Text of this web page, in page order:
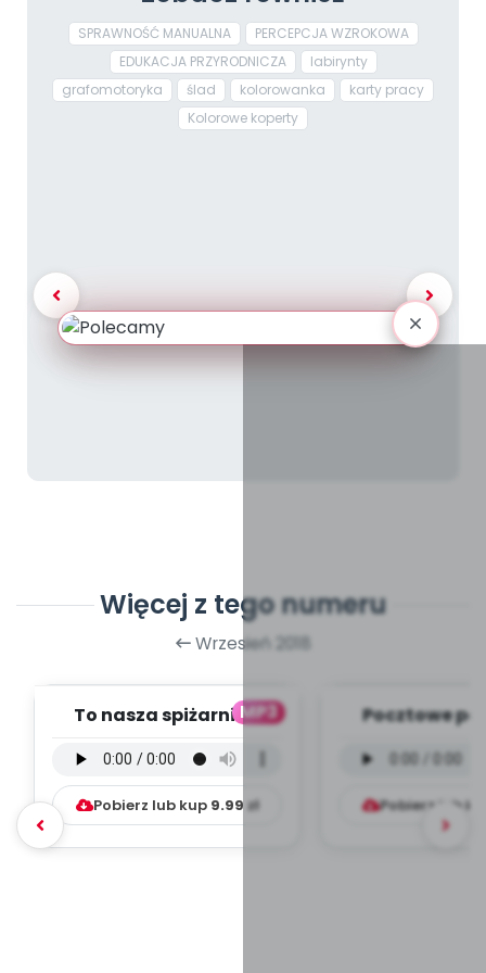
SPRAWNOŚĆ MANUALNA
PERCEPCJA WZROKOWA
EDUKACJA PRZYRODNICZA
labirynty
grafomotoryka
ślad kolorowanka
karty pracy
Kolorowe koperty
Więcej z tego numeru
Wrzesień 2018
MP3
To nasza spiżarnia -
(PD, mp3)
Pobierz lub kup 9.99 zł
Pocztowe
(PD,
Pobierz lub